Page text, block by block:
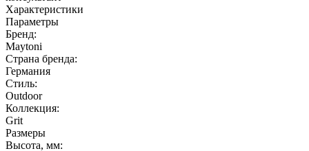
Характеристики
Параметры
Бренд:
Maytoni
Страна бренда:
Германия
Стиль:
Outdoor
Коллекция:
Grit
Размеры
Высота, мм: